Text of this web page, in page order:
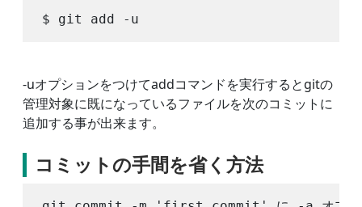
-uオプションをつけてaddコマンドを実行するとgitの
管理対象に既になっているファイルを次のコミットに
追加する事が出来ます。
コミットの手間を省く方法